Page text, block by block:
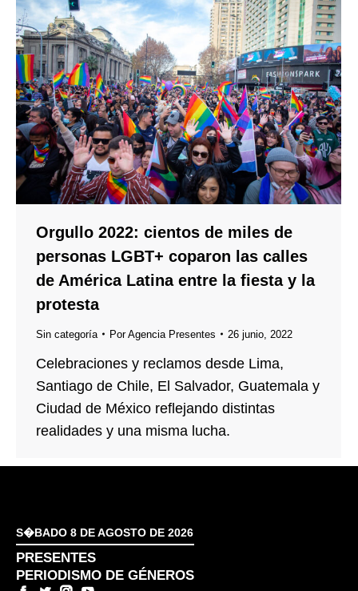
Orgullo 2022: cientos de miles de
personas LGBT+ coparon las calles
de América Latina entre la fiesta y la
protesta
Sin categoría PorAgencia Presentes 26 junio, 2022
Celebraciones y reclamos desde Lima,
Santiago de Chile, El Salvador, Guatemala y
Ciudad de México reflejando distintas
realidades y una misma lucha.
S�BADO 8 DE AGOSTO DE 2026
PRESENTES
PERIODISMO DE GÉNEROS